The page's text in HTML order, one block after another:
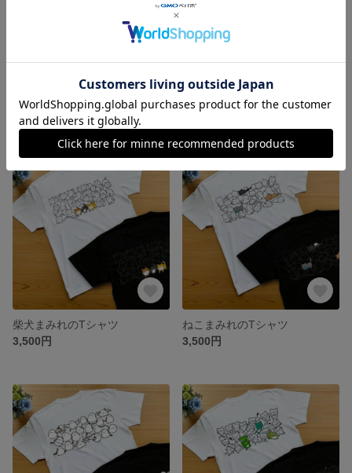
うさぎまみれのTシャツ
3,500円
パグまみれのTシャツ
3,500円
柴犬まみれのTシャツ
3,500円
ねこまみれのTシャツ
3,500円